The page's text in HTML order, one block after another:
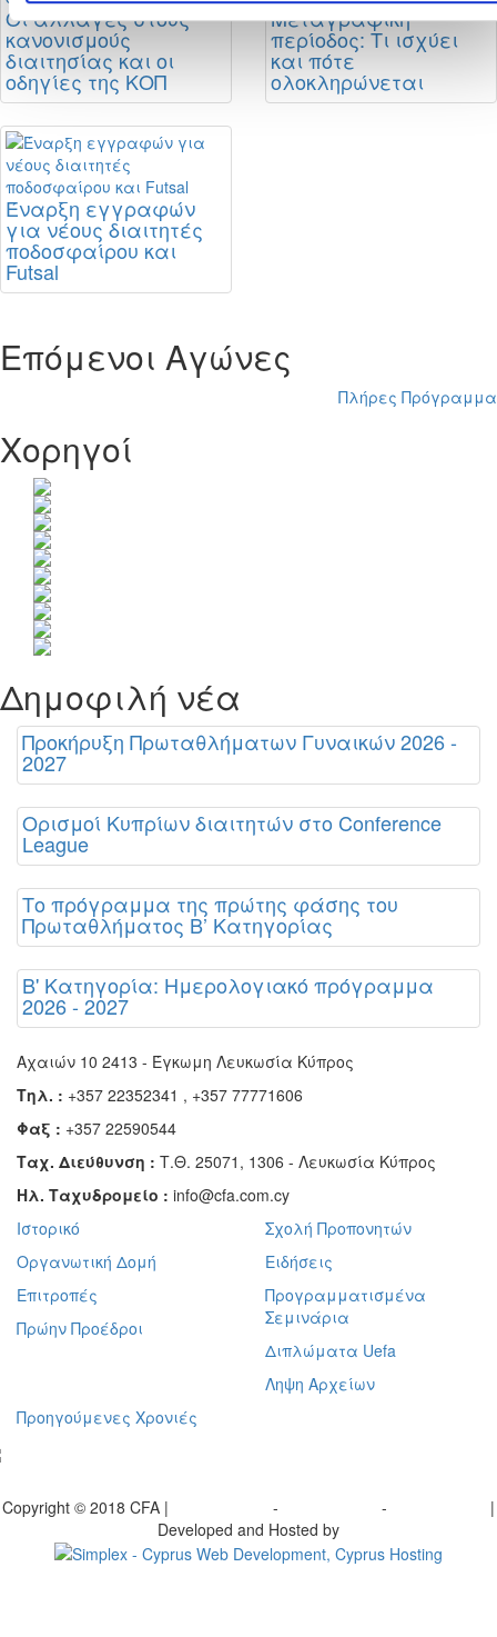
Οι αλλαγές στους
κανονισμούς
διαιτησίας και οι
οδηγίες της ΚΟΠ
Μεταγραφική
περίοδος: Τι ισχύει
και πότε
ολοκληρώνεται
Έναρξη εγγραφών
για νέους διαιτητές
ποδοσφαίρου και
Futsal
Επόμενοι Αγώνες
Πλήρες Πρόγραμμα
Χορηγοί
Δημοφιλή νέα
Προκήρυξη Πρωταθλήματων Γυναικών 2026 -
2027
Ορισμοί Κυπρίων διαιτητών στο Conference
League
Το πρόγραμμα της πρώτης φάσης του
Πρωταθλήματος Β’ Κατηγορίας
Β' Κατηγορία: Ημερολογιακό πρόγραμμα
2026 - 2027
Αχαιών 10 2413 - Έγκωμη Λευκωσία Κύπρος
Τηλ. : +357 22352341 , +357 77771606
Φαξ : +357 22590544
Ταχ. Διεύθυνση : Τ.Θ. 25071, 1306 - Λευκωσία Κύπρος
Ηλ. Ταχυδρομείο : info@cfa.com.cy
Ιστορικό
Οργανωτική Δομή
Επιτροπές
Πρώην Προέδροι
Σχολή Προπονητών
Ειδήσεις
Προγραμματισμένα
Σεμινάρια
Διπλώματα Uefa
Ληψη Αρχείων
Προηγούμενες Χρονιές
Copyright © 2018 CFA | - -
|
Developed and Hosted by